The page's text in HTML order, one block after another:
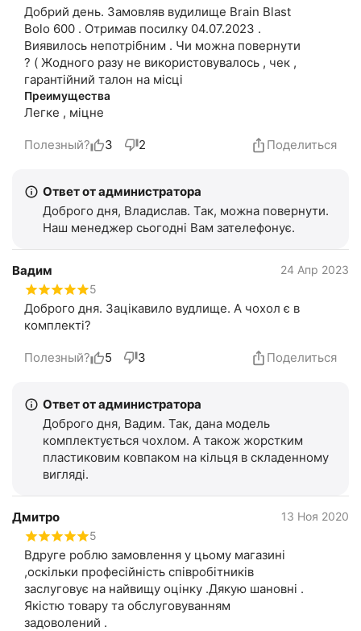
Добрий день. Замовляв вудилище Brain Blast
Bolo 600 . Отримав посилку 04.07.2023 .
Виявилось непотрібним . Чи можна повернути
? ( Жодного разу не використовувалось , чек ,
гарантійний талон на місці
Преимущества
Легке , міцне
Полезный? 3 2 Поделиться
Ответ от администратора
Доброго дня, Владислав. Так, можна повернути.
Наш менеджер сьогодні Вам зателефонує.
Вадим
24 Апр 2023
5
Доброго дня. Зацікавило вудлище. А чохол є в
комплекті?
Полезный? 5 3 Поделиться
Ответ от администратора
Доброго дня, Вадим. Так, дана модель
комплектується чохлом. А також жорстким
пластиковим ковпаком на кільця в складенному
вигляді.
Дмитро
13 Ноя 2020
5
Вдруге роблю замовлення у цьому магазині
,оскільки професійність співробітників
заслуговує на найвищу оцінку .Дякую шановні .
Якістю товару та обслуговуванням
задоволений .